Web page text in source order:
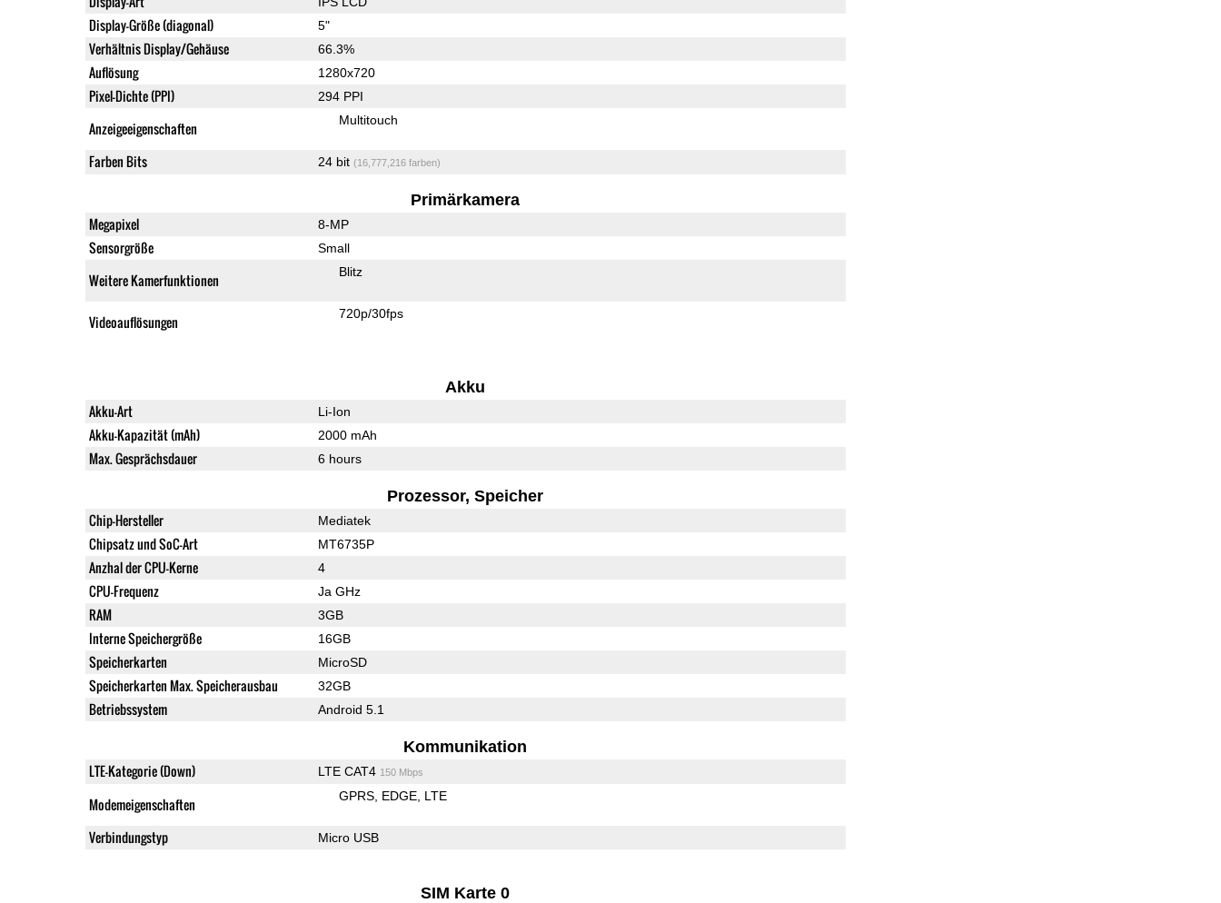
Display-Größe (diagonal) 5"
Verhältnis Display/Gehäuse 66.3%
Auflösung 1280x720
Pixel-Dichte (PPI) 294 PPI
Anzeigeeigenschaften Multitouch
Farben Bits 24 bit (16,777,216 farben)
Primärkamera
Megapixel 8-MP
Sensorgröße Small
Weitere Kamerfunktionen Blitz
Videoauflösungen 720p/30fps
Akku
Akku-Art Li-Ion
Akku-Kapazität (mAh) 2000 mAh
Max. Gesprächsdauer 6 hours
Prozessor, Speicher
Chip-Hersteller Mediatek
Chipsatz und SoC-Art MT6735P
Anzhal der CPU-Kerne 4
CPU-Frequenz Ja GHz
RAM 3GB
Interne Speichergröße 16GB
Speicherkarten MicroSD
Speicherkarten Max. Speicherausbau 32GB
Betriebssystem Android 5.1
Kommunikation
LTE-Kategorie (Down) LTE CAT4 150 Mbps
Modemeigenschaften GPRS EDGE LTE
Verbindungstyp Micro USB
SIM Karte 0